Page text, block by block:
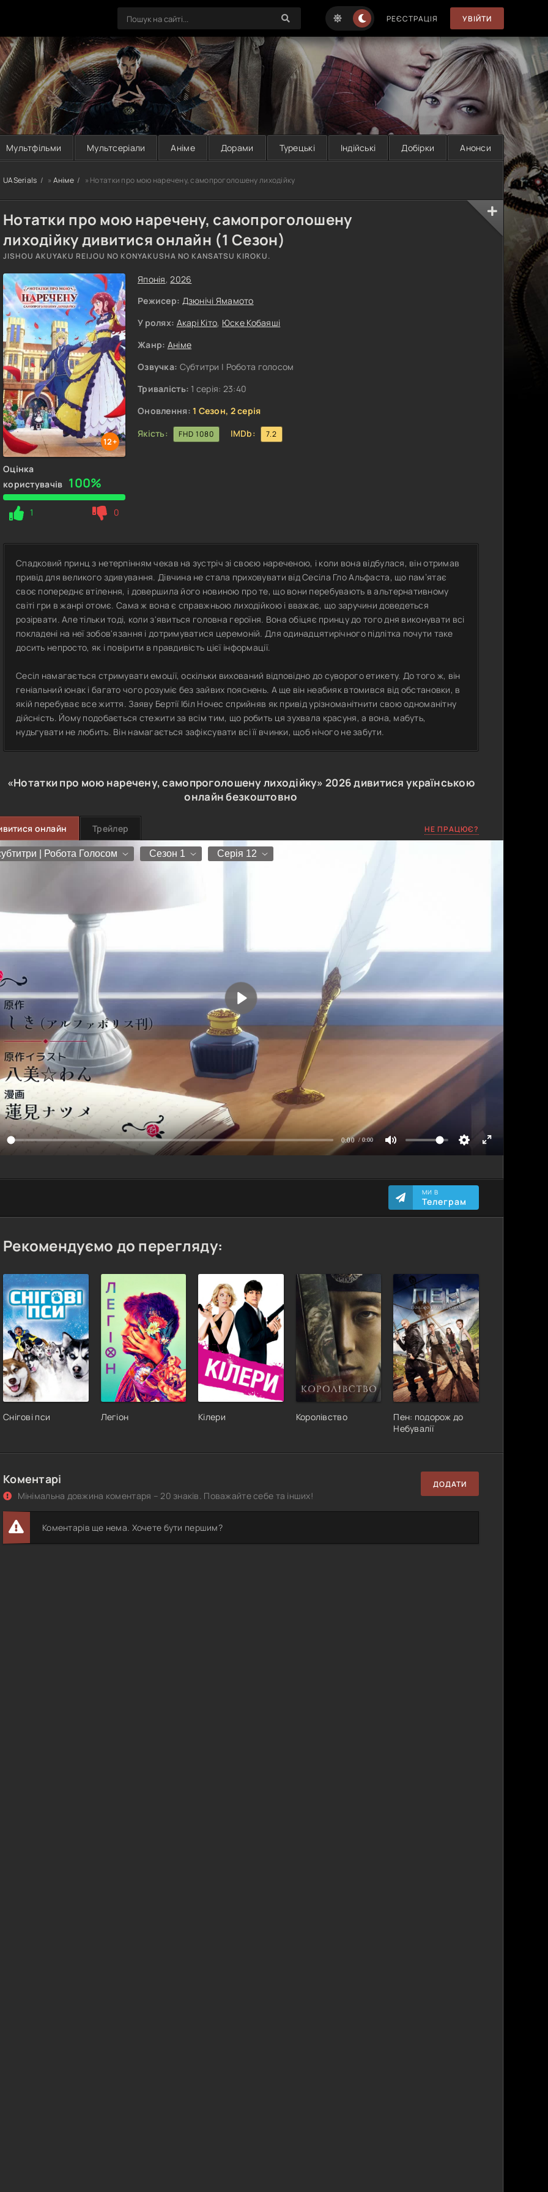
РЕЄСТРАЦІЯ УВІЙТИ
Мультфільми Мультсеріали Аніме Дорами Турецькі Індійські Добірки Анонси
UASerials » Аніме » Нотатки про мою наречену, самопроголошену лиходійку
Нотатки про мою наречену, самопроголошену
лиходійку дивитися онлайн (1 Сезон)
JISHOU AKUYAKU REIJOU NO KONYAKUSHA NO KANSATSU KIROKU.
12+
Оцінка
користувачів 100%
1 0
Японія,2026
Режисер: Дзюнічі Ямамото
У ролях: Акарі Кіто, Юске Кобаяші
Жанр: Аніме
Озвучка: Субтитри | Робота голосом
Тривалість: 1 серія: 23:40
Оновлення: 1 Сезон, 2 серія
Якість:
FHD 1080 IMDb: 7.2
Спадковий принц з нетерпінням чекав на зустріч зі своєю нареченою, і коли вона відбулася, він отримав
привід для великого здивування. Дівчина не стала приховувати від Сесіла Гло Альфаста, що пам’ятає
своє попереднє втілення, і довершила його новиною про те, що вони перебувають в альтернативному
світі гри в жанрі отомє. Сама ж вона є справжньою лиходійкою і вважає, що заручини доведеться
розірвати. Але тільки тоді, коли з'явиться головна героїня. Вона обіцяє принцу до того дня виконувати всі
покладені на неї зобов'язання і дотримуватися церемоній. Для одинадцятирічного підлітка почути таке
досить непросто, як і повірити в правдивість цієї інформації.
Сесіл намагається стримувати емоції, оскільки вихований відповідно до суворого етикету. До того ж, він
геніальний юнак і багато чого розуміє без зайвих пояснень. А ще він неабияк втомився від обстановки, в
якій перебуває все життя. Заяву Бертії Ібіл Ночес сприйняв як привід урізноманітнити свою одноманітну
дійсність. Йому подобається стежити за всім тим, що робить ця зухвала красуня, а вона, мабуть,
нудьгувати не любить. Він намагається зафіксувати всі її вчинки, щоб нічого не забути.
«Нотатки про мою наречену, самопроголошену лиходійку»2026дивитися українською
онлайн безкоштовно
онлайн Трейлер НЕ ПРАЦЮЄ?
МИ В
Телеграм
Рекомендуємо до перегляду:
Снігові пси Легіон Кілери Королівство
Пен: подорож до
Небувалії
Коментарі
Мінімальна довжина коментаря – 20 знаків. Поважайте себе та інших!
ДОДАТИ
Коментарів ще нема. Хочете бути першим?